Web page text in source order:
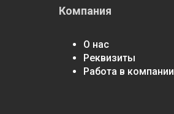
Компания
О нас
Реквизиты
Работа в компании